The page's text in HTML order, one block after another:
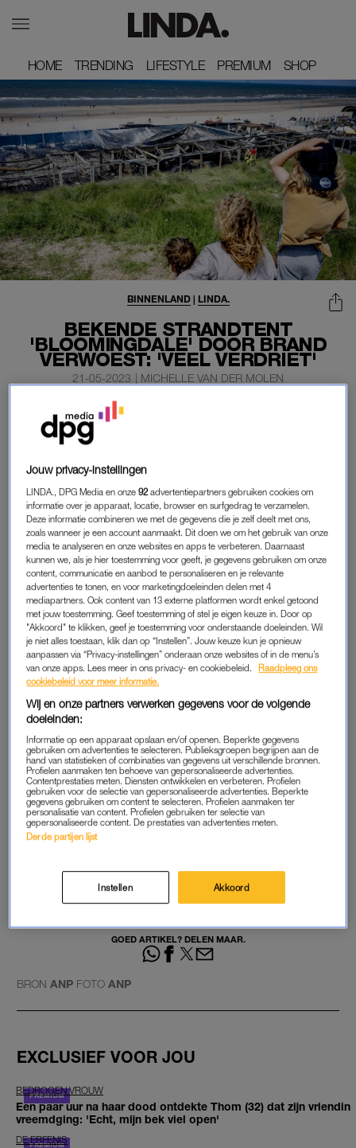
HOME
HOME TRENDING
TRENDING LIFESTYLE
LIFESTYLE PREMIUM
PREMIUM SHOP
SHOP
BEKENDE STRANDTENT
'BLOOMINGDALE' DOOR BRAND
VERWOEST: 'VEEL VERDRIET'
BINNENLAND| LINDA.
21-05-2023 | MICHELLE VAN DER MOLEN
De eigenaren van Bloomingdale in Bloemendaal aan
Zee voelen ‘grote verbijstering en veel verdriet’ over het
Op hun Facebookpagina bedanken ze mensen voor hun steun
en medeleven.
BLOOMINGDALE
Bloomingdale aan de Zeeweg is in de nacht van zaterdag op
zondag tot de grond toe afgebrand. Over de oorzaak kan de
politie nog niets zeggen, het onderzoek loopt nog.
Op beelden op sociale media is te zien dat er sprake was van
een vlammenzee. De brandweer liet het pand gecontroleerd
uitbranden. Het moment van de brand is extra wrang omdat
het strandseizoen net is begonnen.
Pas de privacy manager instellingen aan om dit
Facebook item te kunnen bekijken.
LEES OOK
GOED ARTIKEL? DELEN MAAR.
BRON ANP FOTO ANP
EXCLUSIEF VOOR JOU
BEDROGEN VROUW
Een paar uur na haar dood ontdekte Thom (32) dat zijn vriendin
vreemdging: 'Echt, mijn bek viel open'
DE ERFENIS
Jouw privacy-instellingen
LINDA., DPG Media en onze92 advertentiepartners gebruiken cookies om
informatie over je apparaat, locatie, browser en surfgedrag te verzamelen.
Deze informatie combineren we met de gegevens die je zelf deelt met ons,
zoals wanneer je een account aanmaakt. Dit doen we om het gebruik van onze
media te analyseren en onze websites en apps te verbeteren. Daarnaast
kunnen we, als je hier toestemming voor geeft, je gegevens gebruiken om onze
content, communicatie en aanbod te personaliseren en je relevante
advertenties te tonen, en voor marketingdoeleinden delen met 4
mediapartners. Ook content van 13 externe platformen wordt enkel getoond
met jouw toestemming. Geef toestemming of stel je eigen keuze in. Door op
"Akkoord" te klikken, geef je toestemming voor onderstaande doeleinden. Wil
je niet alles toestaan, klik dan op “Instellen”. Jouw keuze kun je opnieuw
aanpassen via “Privacy-instellingen” onderaan onze websites of in de menu’s
van onze apps. Lees meer in ons privacy- en cookiebeleid.
Raadpleeg ons
cookiebeleid voor meer informatie.
Wij en onze partners verwerken gegevens voor de volgende
doeleinden:
Informatie op een apparaat opslaan en/of openen. Beperkte gegevens
gebruiken om advertenties te selecteren. Publieksgroepen begrijpen aan de
hand van statistieken of combinaties van gegevens uit verschillende bronnen.
Profielen aanmaken ten behoeve van gepersonaliseerde advertenties.
Contentprestaties meten. Diensten ontwikkelen en verbeteren. Profielen
gebruiken voor de selectie van gepersonaliseerde advertenties. Beperkte
gegevens gebruiken om content te selecteren. Profielen aanmaken ter
personalisatie van content. Profielen gebruiken ter selectie van
gepersonaliseerde content. De prestaties van advertenties meten.
Derde partijen lijst
Instellen Akkoord